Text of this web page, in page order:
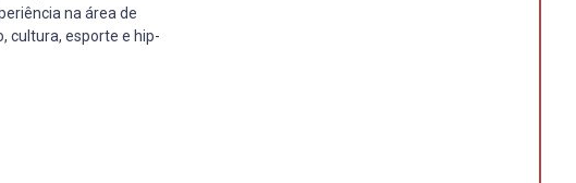
na área de
cultura, esporte e hip-